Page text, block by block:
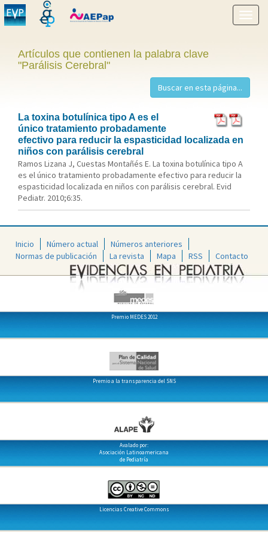
menú
Artículos que contienen la palabra clave
"Parálisis Cerebral"
La toxina botulínica tipo A es el
único tratamiento probadamente
efectivo para reducir la espasticidad localizada en
niños con parálisis cerebral
Ramos Lizana J, Cuestas Montañés E. La toxina botulínica tipo A
es el único tratamiento probadamente efectivo para reducir la
espasticidad localizada en niños con parálisis cerebral. Evid
Pediatr. 2010;6:35.
Inicio Número actual
Números anteriores
Normas de publicación
La revista Mapa RSS Contacto
Premio MEDES 2012
Premio a la transparencia del SNS
Avalado por:
Asociación Latinoamericana
de Pediatría
Licencias Creative Commons